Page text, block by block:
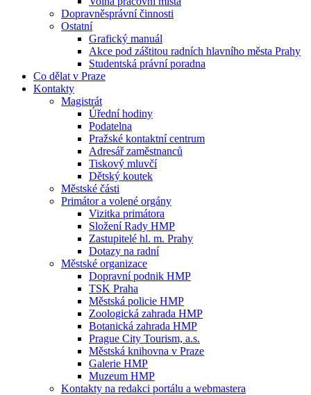
Dopravněsprávní činnosti
Ostatní
Grafický manuál
Akce pod záštitou radních hlavního města Prahy
Studentská právní poradna
Co dělat v Praze
Kontakty
Magistrát
Úřední hodiny
Podatelna
Pražské kontaktní centrum
Adresář zaměstnanců
Tiskový mluvčí
Dětský koutek
Městské části
Primátor a volené orgány
Vizitka primátora
Složení Rady HMP
Zastupitelé hl. m. Prahy
Dotazy na radní
Městské organizace
Dopravní podnik HMP
TSK Praha
Městská policie HMP
Zoologická zahrada HMP
Botanická zahrada HMP
Prague City Tourism, a.s.
Městská knihovna v Praze
Galerie HMP
Muzeum HMP
Kontakty na redakci portálu a webmastera